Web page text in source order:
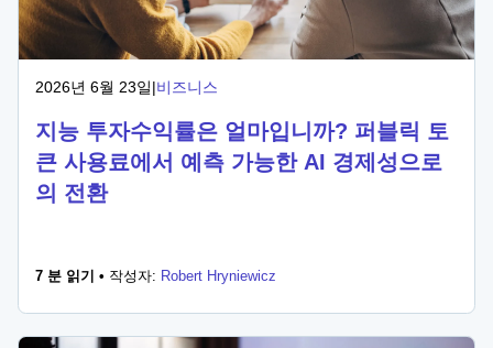
2026년 6월 23일|비즈니스
지능 투자수익률은 얼마입니까? 퍼블릭 토
큰 사용료에서 예측 가능한 AI 경제성으로
의 전환
7 분 읽기 • 작성자: Robert Hryniewicz